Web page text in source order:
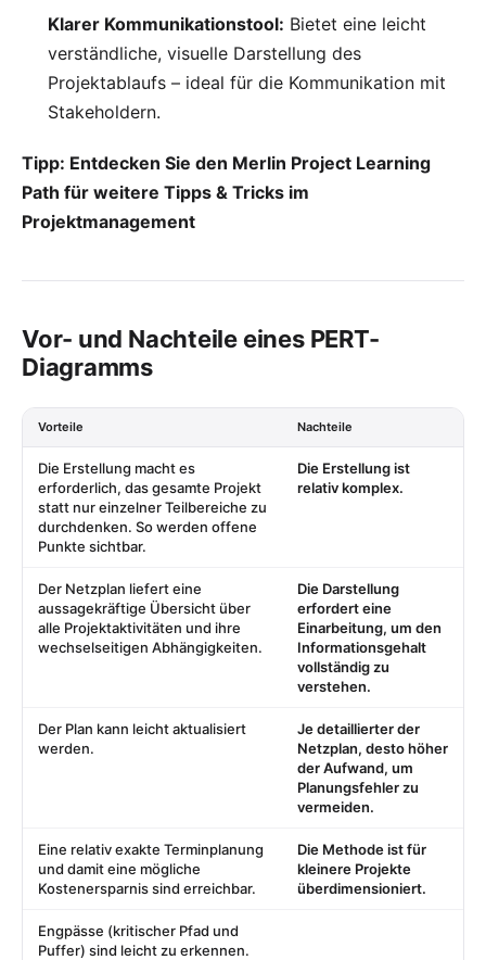
Klarer Kommunikationstool: Bietet eine leicht
verständliche, visuelle Darstellung des
Projektablaufs – ideal für die Kommunikation mit
Stakeholdern.
Tipp: Entdecken Sie den Merlin Project Learning
Path für weitere Tipps & Tricks im
Projektmanagement
Vor- und Nachteile eines PERT-
Diagramms
Vorteile Nachteile
Die Erstellung macht es
erforderlich, das gesamte Projekt
statt nur einzelner Teilbereiche zu
durchdenken. So werden offene
Punkte sichtbar.
Die Erstellung ist
relativ komplex.
Der Netzplan liefert eine
aussagekräftige Übersicht über
alle Projektaktivitäten und ihre
wechselseitigen Abhängigkeiten.
Die Darstellung
erfordert eine
Einarbeitung, um den
Informationsgehalt
vollständig zu
verstehen.
Der Plan kann leicht aktualisiert
werden.
Je detaillierter der
Netzplan, desto höher
der Aufwand, um
Planungsfehler zu
vermeiden.
Eine relativ exakte Terminplanung
und damit eine mögliche
Kostenersparnis sind erreichbar.
Die Methode ist für
kleinere Projekte
überdimensioniert.
Engpässe (kritischer Pfad und
Puffer) sind leicht zu erkennen.